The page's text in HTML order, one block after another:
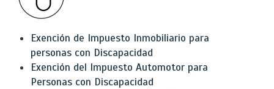
Exención de Impuesto Inmobiliario para
personas con Discapacidad
Exención del Impuesto Automotor para
Personas con Discapacidad